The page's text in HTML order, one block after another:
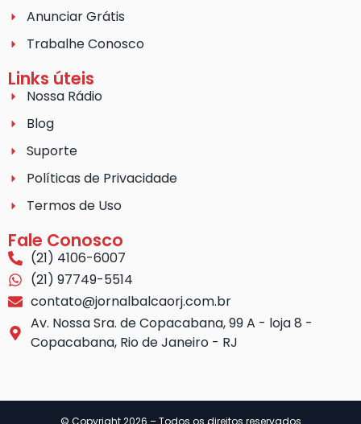
Anunciar Grátis
Trabalhe Conosco
Links úteis
Nossa Rádio
Blog
Suporte
Políticas de Privacidade
Termos de Uso
Fale Conosco
(21) 4106-6007
(21) 97749-5514
contato@jornalbalcaorj.com.br
Av. Nossa Sra. de Copacabana, 99 A - loja 8 -
Copacabana, Rio de Janeiro - RJ